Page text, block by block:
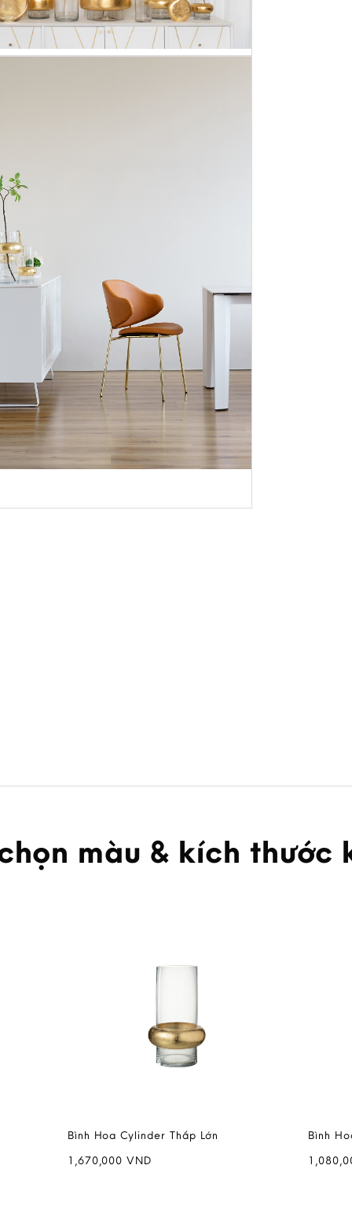
màu & kích thước
Bình Hoa Cylinder Thấp Lớn
1,670,000VND
Bình